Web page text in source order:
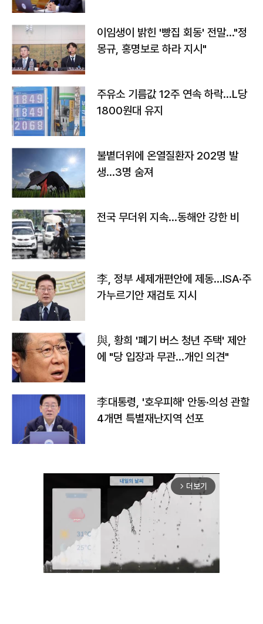
이임생이 밝힌 '빵집 회동' 전말…"정
몽규, 홍명보로 하라 지시"
주유소 기름값 12주 연속 하락…L당
1800원대 유지
불볕더위에 온열질환자 202명 발
생…3명 숨져
전국 무더위 지속…동해안 강한 비
李, 정부 세제개편안에 제동…ISA·주
가누르기안 재검토 지시
與, 황희 '폐기 버스 청년 주택' 제안
에 "당 입장과 무관…개인 의견"
李대통령, '호우피해' 안동·의성 관할
4개면 특별재난지역 선포
arrow_forward_ios 더보기